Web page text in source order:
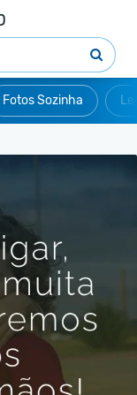
Fotos Sozinha